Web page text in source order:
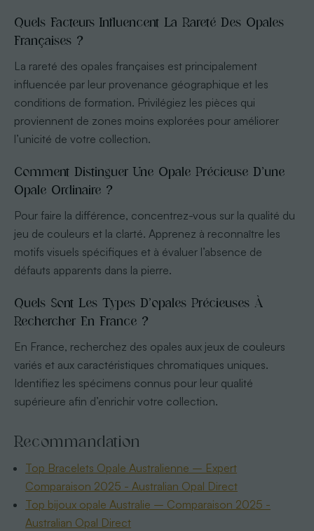
Quels Facteurs Influencent La Rareté Des Opales
Françaises ?
La rareté des opales françaises est principalement
influencée par leur provenance géographique et les
conditions de formation. Privilégiez les pièces qui
proviennent de zones moins explorées pour améliorer
l’unicité de votre collection.
Comment Distinguer Une Opale Précieuse D’une
Opale Ordinaire ?
Pour faire la différence, concentrez-vous sur la qualité du
jeu de couleurs et la clarté. Apprenez à reconnaître les
motifs visuels spécifiques et à évaluer l’absence de
défauts apparents dans la pierre.
Quels Sont Les Types D’opales Précieuses À
Rechercher En France ?
En France, recherchez des opales aux jeux de couleurs
variés et aux caractéristiques chromatiques uniques.
Identifiez les spécimens connus pour leur qualité
supérieure afin d’enrichir votre collection.
Recommandation
Top Bracelets Opale Australienne – Expert
Comparaison 2025 - Australian Opal Direct
Top bijoux opale Australie – Comparaison 2025 -
Australian Opal Direct